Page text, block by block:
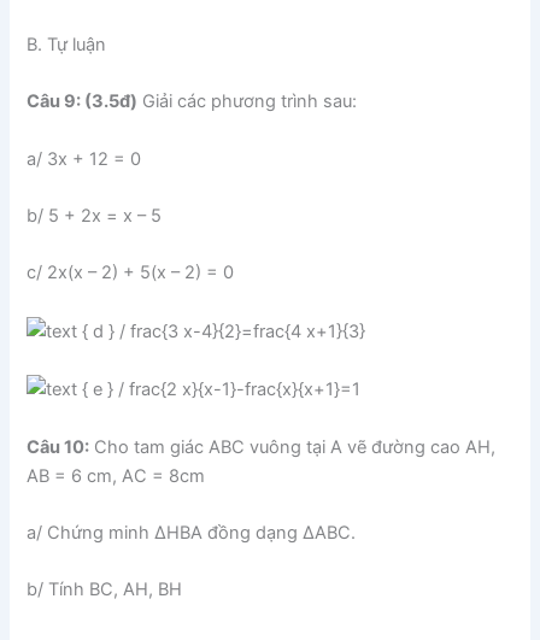
B. Tự luận
Câu 9: (3.5đ) Giải các phương trình sau:
a/ 3x + 12 = 0
b/ 5 + 2x = x – 5
c/ 2x(x – 2) + 5(x – 2) = 0
Câu 10: Cho tam giác ABC vuông tại A vẽ đường cao AH,
AB = 6 cm, AC = 8cm
a/ Chứng minh ∆HBA đồng dạng ∆ABC.
b/ Tính BC, AH, BH